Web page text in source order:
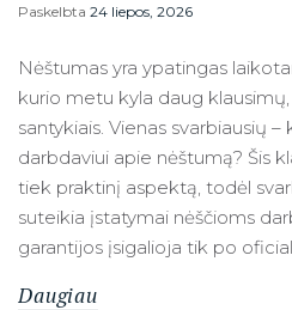
Paskelbta 24 liepos, 2026
Nėštumas yra ypatingas
kurio metu kyla daug
santykiais. Vienas svarbiausių
darbdaviui apie nėštumą? Šis
tiek praktinį aspektą, todėl
suteikia įstatymai nėščioms
garantijos įsigalioja tik po
Daugiau